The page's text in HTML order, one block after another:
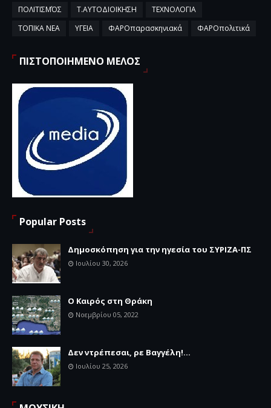
ΠΟΛΙΤΙΣΜΌΣ
Τ.ΑΥΤΟΔΙΟΙΚΗΣΗ
ΤΕΧΝΟΛΟΓΙΑ
ΤΟΠΙΚΑ ΝΕΑ
ΥΓΕΙΑ ΦΑΡΟπαρασκηνιακά ΦΑΡΟπολιτικά
ΠΙΣΤΟΠΟΙΗΜΕΝΟ ΜΕΛΟΣ
Popular Posts
Δημοσκόπηση για την ηγεσία του ΣΥΡΙΖΑ-ΠΣ
Ιουλίου 30, 2026
Ο Καιρός στη Θράκη
Νοεμβρίου 05, 2022
Δεν ντρέπεσαι, ρε Βαγγέλη!...
Ιουλίου 25, 2026